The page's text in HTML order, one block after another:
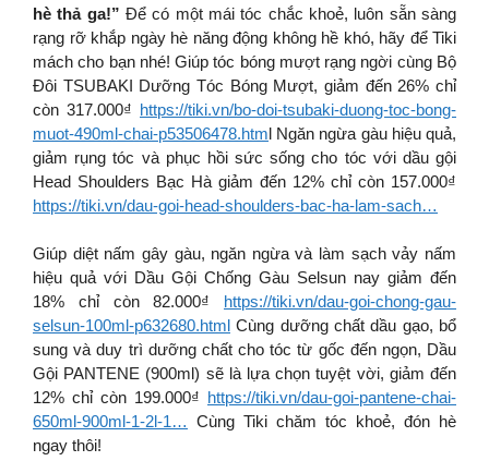
hè thả ga!” Để có một mái tóc chắc khoẻ, luôn sẵn sàng
rạng rỡ khắp ngày hè năng động không hề khó, hãy để Tiki
mách cho bạn nhé! Giúp tóc bóng mượt rạng ngời cùng Bộ
Đôi TSUBAKI Dưỡng Tóc Bóng Mượt, giảm đến 26% chỉ
còn 317.000₫ https://tiki.vn/bo-doi-tsubaki-duong-toc-bong-
muot-490ml-chai-p53506478.html Ngăn ngừa gàu hiệu quả,
giảm rụng tóc và phục hồi sức sống cho tóc với dầu gội
Head Shoulders Bạc Hà giảm đến 12% chỉ còn 157.000₫
https://tiki.vn/dau-goi-head-shoulders-bac-ha-lam-sach…
Giúp diệt nấm gây gàu, ngăn ngừa và làm sạch vảy nấm
hiệu quả với Dầu Gội Chống Gàu Selsun nay giảm đến
18% chỉ còn 82.000₫ https://tiki.vn/dau-goi-chong-gau-
selsun-100ml-p632680.html Cùng dưỡng chất dầu gạo, bổ
sung và duy trì dưỡng chất cho tóc từ gốc đến ngọn, Dầu
Gội PANTENE (900ml) sẽ là lựa chọn tuyệt vời, giảm đến
12% chỉ còn 199.000₫ https://tiki.vn/dau-goi-pantene-chai-
650ml-900ml-1-2l-1… Cùng Tiki chăm tóc khoẻ, đón hè
ngay thôi!